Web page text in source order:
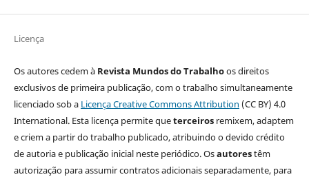
Licença
Os autores cedem à Revista Mundos do Trabalhoos direitos
exclusivos de primeira publicação, com o trabalho simultaneamente
licenciado sob a Licença Creative Commons Attribution (CC BY) 4.0
International. Esta licença permite queterceirosremixem, adaptem
e criem a partir do trabalho publicado, atribuindo o devido crédito
de autoria e publicação inicial neste periódico. Osautorestêm
autorização para assumir contratos adicionais separadamente, para